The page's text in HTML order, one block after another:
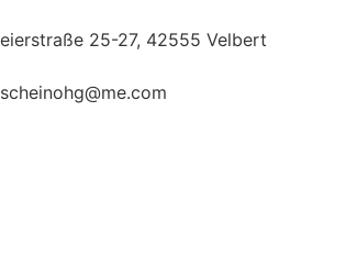
25-27, 42555 Velbert